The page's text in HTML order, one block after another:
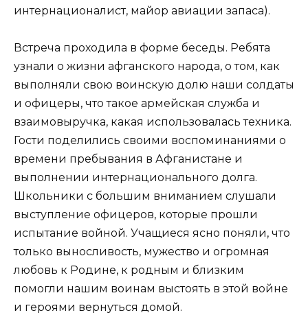
интернационалист, майор авиации запаса).
Встреча проходила в форме беседы. Ребята
узнали о жизни афганского народа, о том, как
выполняли свою воинскую долю наши солдаты
и офицеры, что такое армейская служба и
взаимовыручка, какая использовалась техника.
Гости поделились своими воспоминаниями о
времени пребывания в Афганистане и
выполнении интернационального долга.
Школьники с большим вниманием слушали
выступление офицеров, которые прошли
испытание войной. Учащиеся ясно поняли, что
только выносливость, мужество и огромная
любовь к Родине, к родным и близким
помогли нашим воинам выстоять в этой войне
и героями вернуться домой.